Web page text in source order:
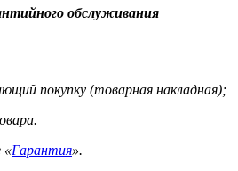
обслуживания
покупку (товарная накладная);
«Гарантия».